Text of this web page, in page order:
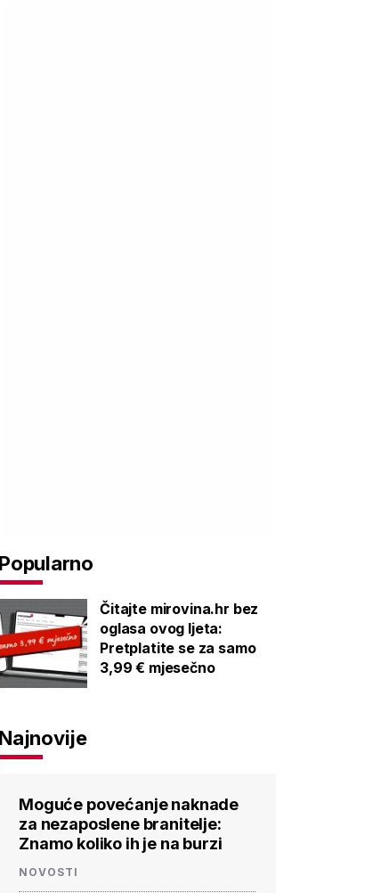
Popularno
Čitajte mirovina.hr bez
oglasa ovog ljeta:
Pretplatite se za samo
3,99 € mjesečno
Najnovije
Moguće povećanje naknade
za nezaposlene branitelje:
Znamo koliko ih je na burzi
NOVOSTI